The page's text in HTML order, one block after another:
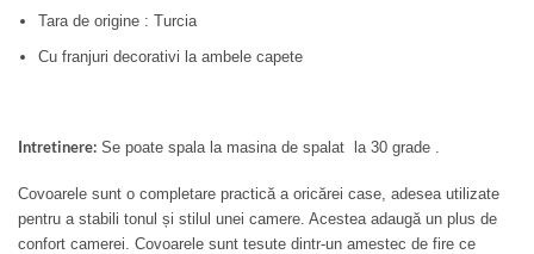
Tara de origine : Turcia
Cu franjuri decorativi la ambele capete
Intretinere: Se poate spala la masina de spalat la 30 grade .
Covoarele sunt o completare practică a oricărei case, adesea utilizate
pentru a stabili tonul și stilul unei camere. Acestea adaugă un plus de
confort camerei. Covoarele sunt tesute dintr-un amestec de fire ce